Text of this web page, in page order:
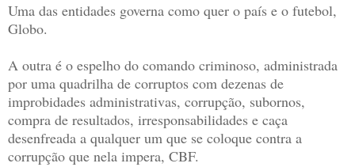
Uma das entidades governa como quer o país e o futebol,
Globo.
A outra é o espelho do comando criminoso, administrada
por uma quadrilha de corruptos com dezenas de
improbidades administrativas, corrupção, subornos,
compra de resultados, irresponsabilidades e caça
desenfreada a qualquer um que se coloque contra a
corrupção que nela impera, CBF.